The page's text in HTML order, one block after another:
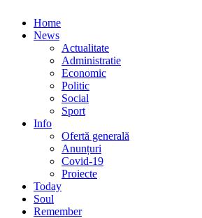
Home
News
Actualitate
Administratie
Economic
Politic
Social
Sport
Info
Ofertă generală
Anunțuri
Covid-19
Proiecte
Today
Soul
Remember